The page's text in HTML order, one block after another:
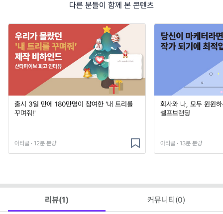
다른 분들이 함께 본 콘텐츠
출시 3일 만에 180만명이 참여한 '내 트리를
꾸며줘!'
아티클 · 12분 분량
회사와 나, 모두 윈윈
셀프브랜딩
아티클 · 13분 분량
리뷰(1) 커뮤니티(0)